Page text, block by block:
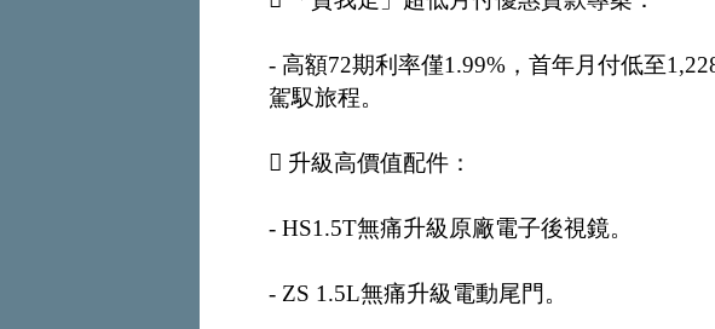
- 高額72期利率僅1.99%，首年月付低至
駕馭旅程。
 升級高價值配件：
- HS1.5T無痛升級原廠電子後視鏡。
- ZS 1.5L無痛升級電動尾門。